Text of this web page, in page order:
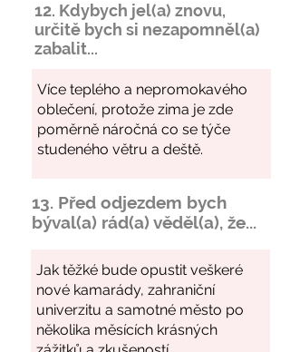
12. Kdybych jel(a) znovu,
určitě bych si nezapomněl(a)
zabalit...
13. Před odjezdem bych
býval(a) rád(a) věděl(a), že...